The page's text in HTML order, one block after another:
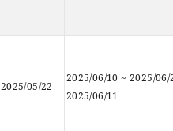
2025/05/22
2025/06/10 ~ 2025/06/
2025/06/11